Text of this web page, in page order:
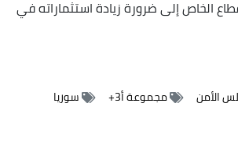
الخاص إلى ضرورة زيادة استثماراته في
مجموعة أ3+ سوريا